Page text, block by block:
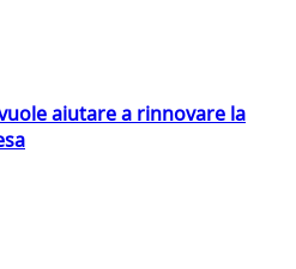
aiutare a rinnovare la